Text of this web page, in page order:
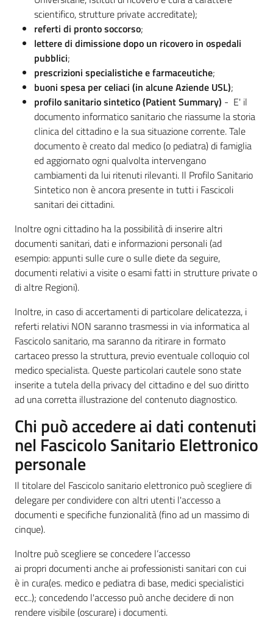
scientifico, strutture private accreditate);
referti di pronto soccorso;
lettere di dimissione dopo un ricovero in ospedali
pubblici;
prescrizioni specialistiche e farmaceutiche;
buoni spesa per celiaci (in alcune Aziende USL);
profilo sanitario sintetico (Patient Summary) - E' il
documento informatico sanitario che riassume la storia
clinica del cittadino e la sua situazione corrente. Tale
documento è creato dal medico (o pediatra) di famiglia
ed aggiornato ogni qualvolta intervengano
cambiamenti da lui ritenuti rilevanti. Il Profilo Sanitario
Sintetico non è ancora presente in tutti i Fascicoli
sanitari dei cittadini.
Inoltre ogni cittadino ha la possibilità di inserire altri
documenti sanitari, dati e informazioni personali (ad
esempio: appunti sulle cure o sulle diete da seguire,
documenti relativi a visite o esami fatti in strutture private o
di altre Regioni).
Inoltre, in caso di accertamenti di particolare delicatezza, i
referti relativi NON saranno trasmessi in via informatica al
Fascicolo sanitario, ma saranno da ritirare in formato
cartaceo presso la struttura, previo eventuale colloquio col
medico specialista. Queste particolari cautele sono state
inserite a tutela della privacy del cittadino e del suo diritto
ad una corretta illustrazione del contenuto diagnostico.
Chi può accedere ai dati contenuti
nel Fascicolo Sanitario Elettronico
personale
Il titolare del Fascicolo sanitario elettronico può scegliere di
delegare per condividere con altri utenti l'accesso a
documenti e specifiche funzionalità (fino ad un massimo di
cinque).
Inoltre può scegliere se concedere l’accesso
ai propri documenti anche ai professionisti sanitari con cui
è in cura(es. medico e pediatra di base, medici specialistici
ecc..); concedendo l'accesso può anche decidere di non
rendere visibile (oscurare) i documenti.